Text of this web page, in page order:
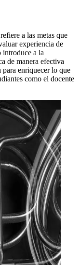
a las metas que
experiencia de
introduce a la
de manera efectiva
enriquecer lo que
como el docente